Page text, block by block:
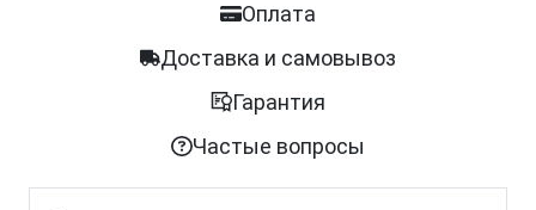
Оплата
Доставка и самовывоз
Гарантия
Частые вопросы